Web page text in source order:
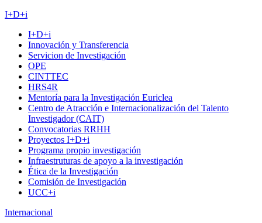
I+D+i
I+D+i
Innovación y Transferencia
Servicion de Investigación
OPE
CINTTEC
HRS4R
Mentoría para la Investigación Euriclea
Centro de Atracción e Internacionalización del Talento
Investigador (CAIT)
Convocatorias RRHH
Proyectos I+D+i
Programa propio investigación
Infraestruturas de apoyo a la investigación
Ética de la Investigación
Comisión de Investigación
UCC+i
Internacional